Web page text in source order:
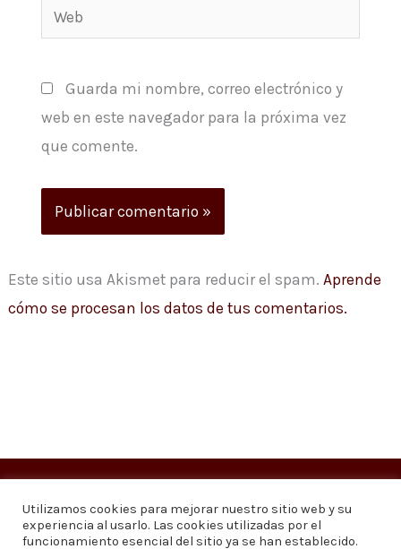
Web
Guarda mi nombre, correo electrónico y
web en este navegador para la próxima vez
que comente.
Este sitio usa Akismet para reducir el spam.Aprende
cómo se procesan los datos de tus comentarios.
Copyright © 2026Visión 20/20 Noticias
Visión 20/20 Noticias - Edición 1.095
Utilizamos cookies para mejorar nuestro sitio web y su
experiencia al usarlo. Las cookies utilizadas por el
funcionamiento esencial del sitio ya se han establecido.